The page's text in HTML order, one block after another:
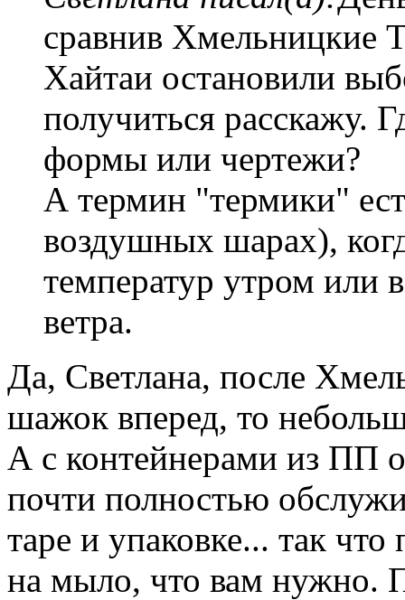
сравнив Хмельницкие
Хайтаи остановили
получиться расскажу.
формы или чертежи?
А термин "термики"
воздушных шарах),
температур утром или
ветра.
Да, Светлана, после
шажок вперед, то
А с контейнерами из ПП
почти полностью
таре и упаковке... так
на мыло, что вам нужно.